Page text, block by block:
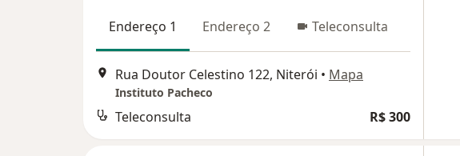
Endereço 1 Endereço 2 Teleconsulta
Rua Doutor Celestino 122, Niterói • Mapa
Instituto Pacheco
Teleconsulta R$ 300